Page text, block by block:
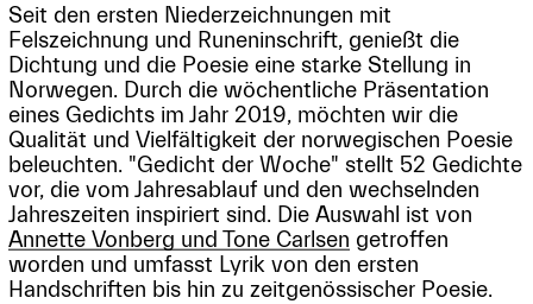
Seit den ersten Niederzeichnungen mit
Felszeichnung und Runeninschrift, genießt die
Dichtung und die Poesie eine starke Stellung in
Norwegen. Durch die wöchentliche Präsentation
eines Gedichts im Jahr 2019, möchten wir die
Qualität und Vielfältigkeit der norwegischen Poesie
beleuchten. "Gedicht der Woche" stellt 52 Gedichte
vor, die vom Jahresablauf und den wechselnden
Jahreszeiten inspiriert sind. Die Auswahl ist von
Annette Vonberg und Tone Carlsen getroffen
worden und umfasst Lyrik von den ersten
Handschriften bis hin zu zeitgenössischer Poesie.